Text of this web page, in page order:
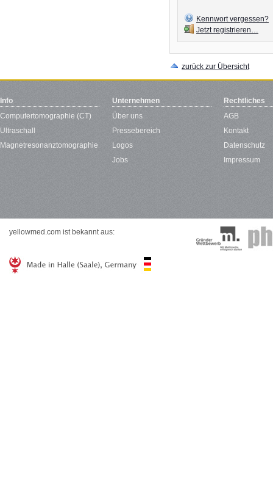
Kennwort vergessen?
Jetzt registrieren…
zurück zur Übersicht
Info
Computertomographie (CT)
Ultraschall
Magnetresonanztomographie
Unternehmen
Über uns
Pressebereich
Logos
Jobs
Rechtliches
AGB
Kontakt
Datenschutz
Impressum
yellowmed.com ist bekannt aus: